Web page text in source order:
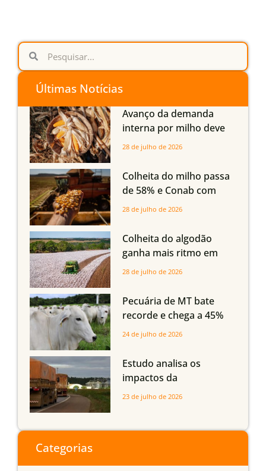
Últimas Notícias
Avanço da demanda
interna por milho deve
compensar aumento da
em Mato Grosso, aponta
Imea
28 de julho de 2026
Colheita do milho passa
de 58% e Conab com
boas produtividades em
quedas em Tocantins,
Maranhão e Piauí
28 de julho de 2026
Colheita do algodão
ganha mais ritmo em
Mato Grosso, Mato
Maranhão
28 de julho de 2026
Pecuária de MT bate
recorde e chega a 45%
dos bovinos abatidos
24 de julho de 2026
Estudo analisa os
impactos da
infraestrutura logística
do Sul
23 de julho de 2026
Categorias